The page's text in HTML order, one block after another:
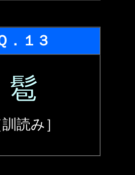
．１３
髱
訓読み］